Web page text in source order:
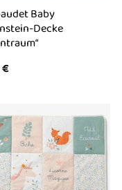
Baby
Decke
€